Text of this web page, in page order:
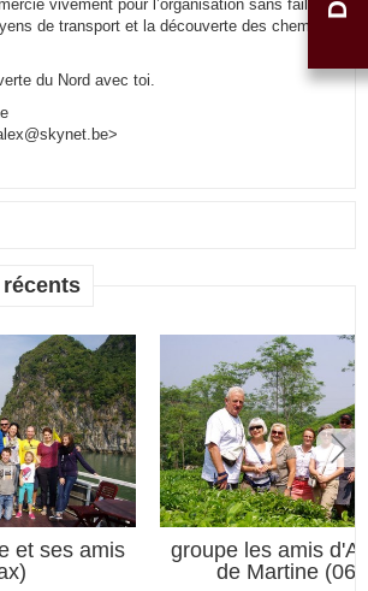
vivement pour l’organisation sans faille,
de transport et la découverte des chemins
du Nord avec toi.
et ses amis
groupe les amis
de Martine